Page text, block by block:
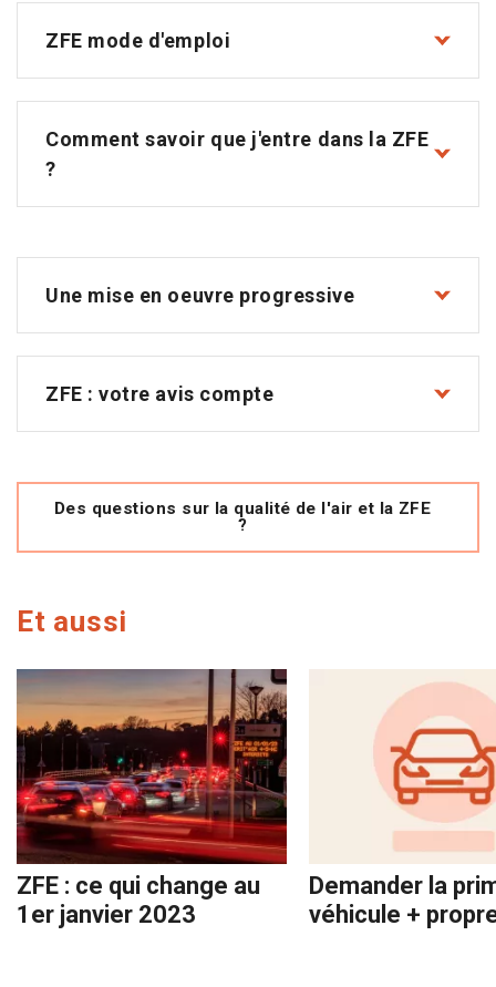
ZFE mode d'emploi
Comment savoir que j'entre dans la ZFE
?
Une mise en oeuvre progressive
ZFE : votre avis compte
Des questions sur la qualité de l'air et la ZFE
?
Et aussi
ZFE : ce qui change au
1er janvier 2023
Demander la
véhicule +